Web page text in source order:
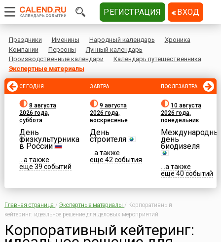
Праздники Именины Народный календарь
Хроника
Компании
Персоны
Лунный календарь
Производственные календари
Календарь путешественника
Экспертные материалы
СЕГОДНЯ
8 августа
2026 года,
суббота
День
физкультурника
в России
...а также
еще 39 событий
ЗАВТРА
9 августа
2026 года,
воскресенье
День
строителя
...а также
еще 42 события
ПОСЛЕЗАВТРА
10 августа
2026 года,
понедельник
день
биодизеля
...а также
еще 40 событий
Главная страница / Экспертные материалы / Корпоративный
кейтеринг: идеальное решение для деловых мероприятий
Корпоративный кейтеринг:
РЕГИСТРАЦИЯ ВХОД